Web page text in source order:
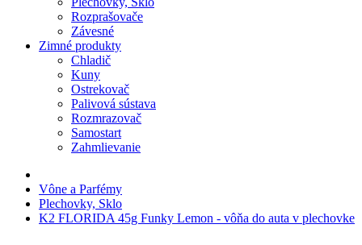
Rozprašovače
Závesné
Zimné produkty
Chladič
Kuny
Ostrekovač
Palivová sústava
Rozmrazovač
Samostart
Zahmlievanie
Vône a Parfémy
Plechovky, Sklo
K2 FLORIDA 45g Funky Lemon - vôňa do auta v plechovke